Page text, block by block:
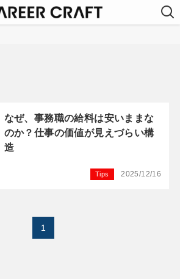
なぜ、事務職の給料は安いままな
のか？仕事の価値が見えづらい構
造
2025/12/16
Tips
1